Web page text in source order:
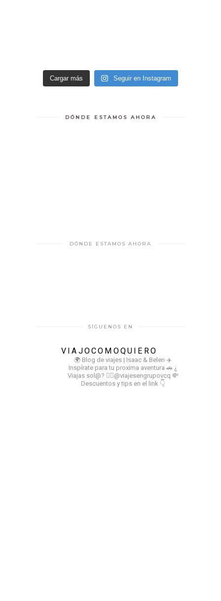
Cargar más Seguir en Instagram
DÓNDE ESTAMOS AHORA
DÓNDE ESTAMOS AHORA
SÍGUENOS EN
VIAJOCOMOQUIERO
🌍 Blog de viajes | Isaac & Belen ✈️
Inspírate para tu proxima aventura 🚗 ¿
Viajas sol@? 👉🏻@viajesengrupovcq 💸
Descuentos y tips en el link 👇